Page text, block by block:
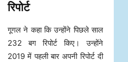
रिपोर्ट
गूगल ने कहा कि उन्होंने पिछले साल
232 बग रिपोर्ट किए। उन्होंने
2019 में पहली बार अपनी रिपोर्ट दी